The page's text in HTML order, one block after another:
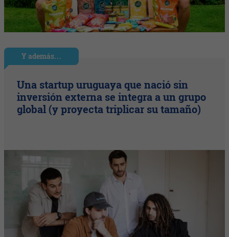
Y además…
Una startup uruguaya que nació sin
inversión externa se integra a un grupo
global (y proyecta triplicar su tamaño)